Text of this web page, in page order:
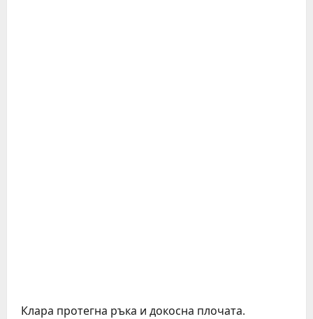
Клара протегна ръка и докосна плочата.